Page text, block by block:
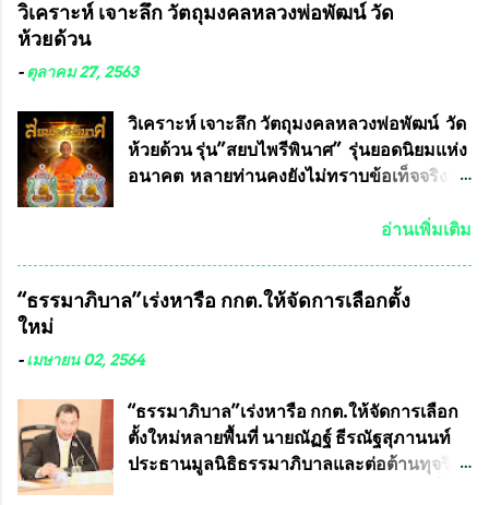
อาจารย์อ๊อด อาจารย์ประจำภาควิชาเคมี
มหาวิทยาลัยเกษตรศาสตร์ และทีมงานนักวิจัย
ทหาร ( หน้ากากหนุมาน ) ซึ่งทีมงานนักวิจัย
ของอาจารย์อ๊อด เล็งเห็นว่า หน้ากากป้องกัน
สารพิษทางทหาร ถ้าสามารถผลิตได้ใน
พิษทางทหารไม่ต้องนำเข้า ไม่ต้องเปลืองงบ
ประโยชน์อื่นอีกมากมาย อันจะเป็นประโยชน์
กับประเทศชาติอย่างยิ่ง ผมจะดีใจและภูมิใจ
ได้รับการผลิตในประเทศลดการนำเข้าโดยเด็ด
ประเทศได้ โดยทีมทนายความและทีม
งา...
วิเคราะห์ เจาะลึก วัตถุมงคลหลวงพ่อพัฒน์ วัด
ห้วยด้วน
-ตุลาคม 27, 2563
วิเคราะห์ เจาะลึก วัตถุมงคลหลวงพ่อพัฒน์ วัด
ห้วยด้วน รุ่น”สยบไพรีพินาศ” รุ่นยอดนิยมแห่ง
อนาคต หลายท่านคงยังไม่ทราบข้อเท็จจริงว่า
พระเครื่องพระบูชาไทย บรรจุให้มีในรายการ
หลวงพ่อคูณ และพระเครื่องหลวงปู่หมุน แต่
พระเครื่องหลวงพ่อคูณ มีเพียงบางรุ่นเท่านั้นที่
หลวงพ่อคูณ มีการจัดสร้างไว้มากมายหลาย
การบรรจุพระเครื่องหลวงพ่อพัฒน์ ให้มีการ
ประกวดแบบถาวรบ้าง ก็คงจะมีการคัดเลือก
เพียงบางรุ่นเช่นกัน เนื่องจากพระเครื่องหลวง
อ่านเพิ่มเติม
“ธรรมาภิบาล”เร่งหารือ กกต.ให้จัดการเลือกตั้ง
ใหม่
-เมษายน 02, 2564
“ธรรมาภิบาล”เร่งหารือ กกต.ให้จัดการเลือก
ตั้งใหม่หลายพื้นที่ นายณัฏฐ์ ธีรณัฐสุภานนท์
ประธานมูลนิธิธรรมาภิบาลและต่อต้านทุจริต